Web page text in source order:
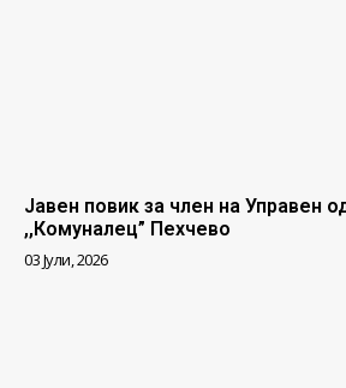
Јавен повик за член на Управен
,,Комуналец” Пехчево
03 Јули, 2026